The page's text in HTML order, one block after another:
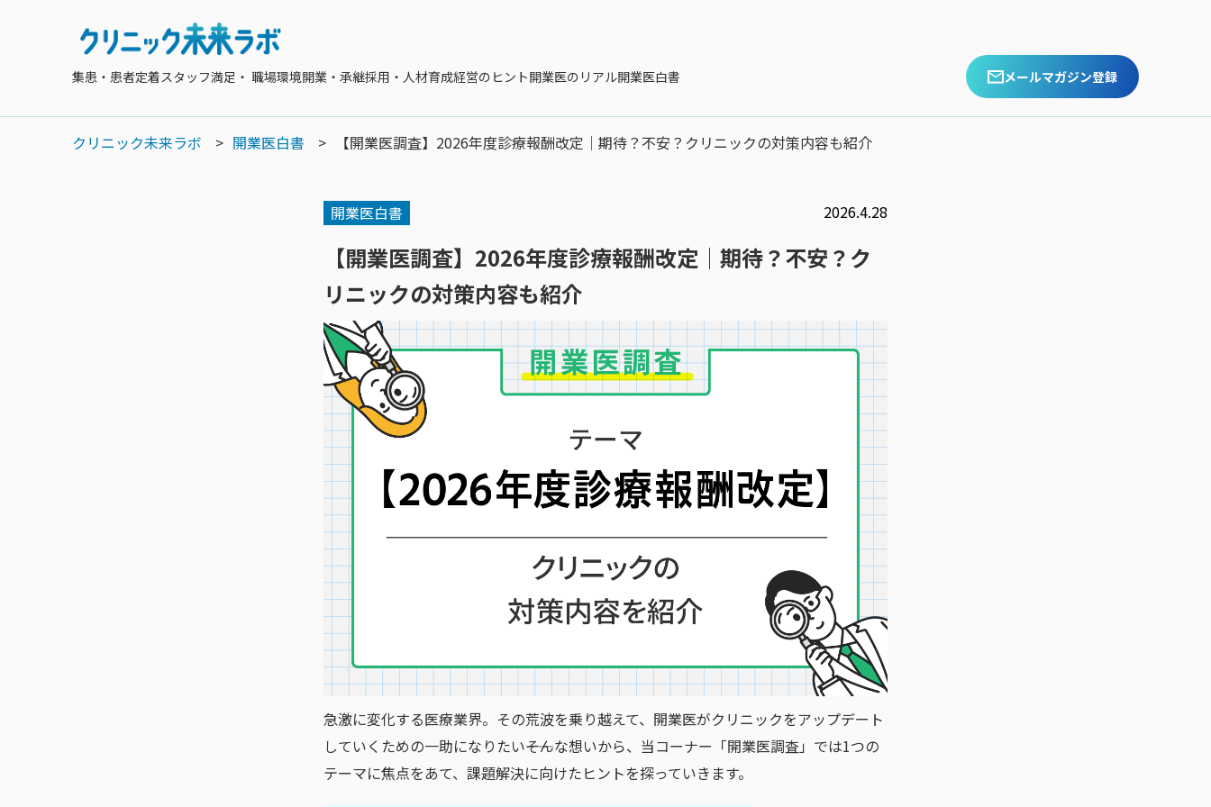
集患・患者定着スタッフ満足・ 職場環境開業・承継採用・人材育成経営のヒント開業医のリアル開業医白書 メールマガジン登録
クリニック未来ラボ 開業医白書 【開業医調査】2026年度診療報酬改定│期待？不安？クリニックの対策内容も紹介
開業医白書 2026.4.28
【開業医調査】2026年度診療報酬改定│期待？不安？ク
リニックの対策内容も紹介
急激に変化する医療業界。その荒波を乗り越えて、開業医がクリニックをアップデート
していくための一助になりたい――そんな想いから、当コーナー「開業医調査」では1つの
テーマに焦点をあて、課題解決に向けたヒントを探っていきます。